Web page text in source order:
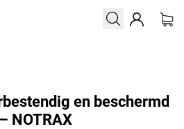
en beschermd
NOTRAX